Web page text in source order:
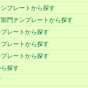
プレートから探す
門テンプレートから探す
レートから探す
レートから探す
レートから探す
探す